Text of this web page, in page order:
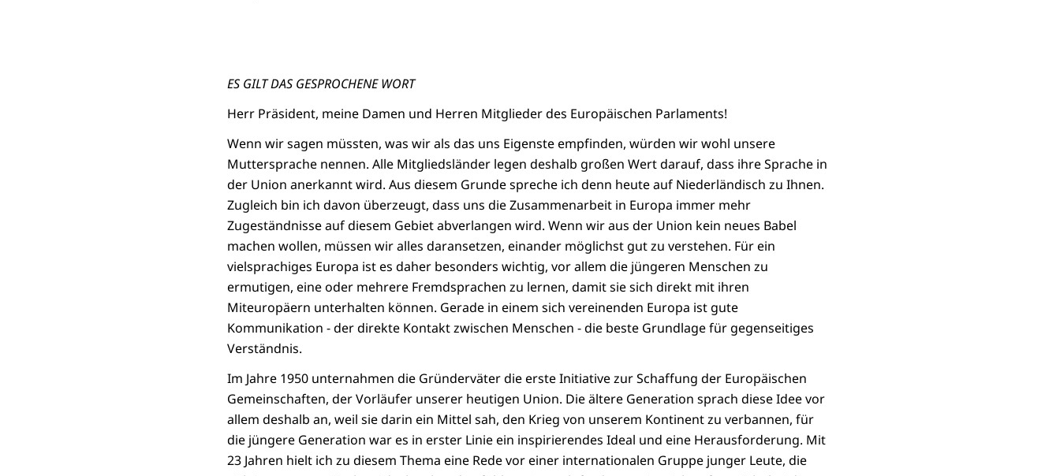
ES GILT DAS GESPROCHENE WORT
Herr Präsident, meine Damen und Herren Mitglieder des Europäischen Parlaments!
Wenn wir sagen müssten, was wir als das uns Eigenste empfinden, würden wir wohl unsere
Muttersprache nennen. Alle Mitgliedsländer legen deshalb großen Wert darauf, dass ihre Sprache in
der Union anerkannt wird. Aus diesem Grunde spreche ich denn heute auf Niederländisch zu Ihnen.
Zugleich bin ich davon überzeugt, dass uns die Zusammenarbeit in Europa immer mehr
Zugeständnisse auf diesem Gebiet abverlangen wird. Wenn wir aus der Union kein neues Babel
machen wollen, müssen wir alles daransetzen, einander möglichst gut zu verstehen. Für ein
vielsprachiges Europa ist es daher besonders wichtig, vor allem die jüngeren Menschen zu
ermutigen, eine oder mehrere Fremdsprachen zu lernen, damit sie sich direkt mit ihren
Miteuropäern unterhalten können. Gerade in einem sich vereinenden Europa ist gute
Kommunikation - der direkte Kontakt zwischen Menschen - die beste Grundlage für gegenseitiges
Verständnis.
Im Jahre 1950 unternahmen die Gründerväter die erste Initiative zur Schaffung der Europäischen
Gemeinschaften, der Vorläufer unserer heutigen Union. Die ältere Generation sprach diese Idee vor
allem deshalb an, weil sie darin ein Mittel sah, den Krieg von unserem Kontinent zu verbannen, für
die jüngere Generation war es in erster Linie ein inspirierendes Ideal und eine Herausforderung. Mit
23 Jahren hielt ich zu diesem Thema eine Rede vor einer internationalen Gruppe junger Leute, die